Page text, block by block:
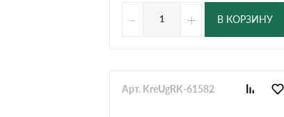
- + В КОРЗИНУ
Арт. KreUgRK-61582